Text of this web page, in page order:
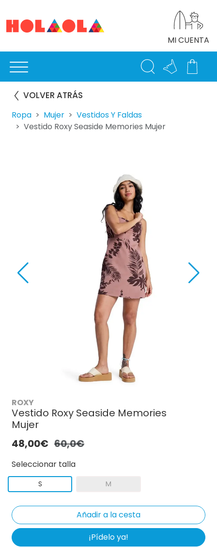
MI CUENTA
VOLVER ATRÁS
Ropa Mujer
Vestidos Y Faldas
Vestido Roxy Seaside Memories Mujer
ROXY
Vestido Roxy Seaside Memories
Mujer
48,00€ 60,0€
Seleccionar talla
S M
¡Pídelo ya!